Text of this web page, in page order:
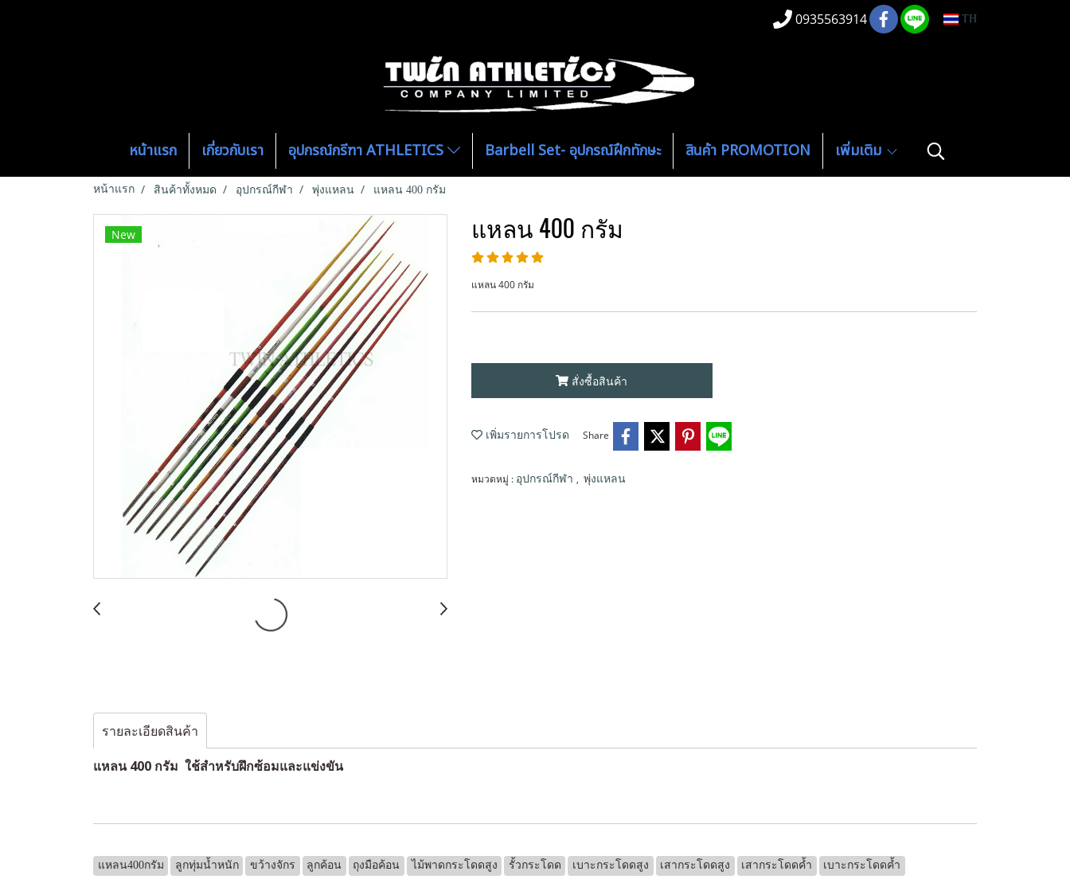
0935563914 TH
หน้าแรก เกี่ยวกับเรา อุปกรณ์กรีฑา ATHLETICS Barbell Set- อุปกรณ์ฝึกทักษะ สินค้า PROMOTION เพิ่มเติม
หน้าแรก สินค้าทั้งหมด อุปกรณ์กีฬา พุ่งแหลน แหลน 400 กรัม
New แหลน 400 กรัม
แหลน 400 กรัม
สั่งซื้อสินค้า
เพิ่มรายการโปรด Share
หมวดหมู่ : อุปกรณ์กีฬา , พุ่งแหลน
รายละเอียดสินค้า
แหลน 400 กรัม ใช้สำหรับฝึกซ้อมและแข่งขัน
แหลน400กรัม ลูกทุ่มน้ำหนัก ขว้างจักร ลูกค้อน ถุงมือค้อน ไม้พาดกระโดดสูง รั้วกระโดด เบาะกระโดดสูง เสากระโดดสูง เสากระโดดค้ำ เบาะกระโดดค้ำ